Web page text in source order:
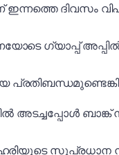
ദിവസം
ഗ്യാപ്പ് അപ്പിൽ
അടച്ചപ്പോൾ ബാങ്ക്
സുപ്രധാന